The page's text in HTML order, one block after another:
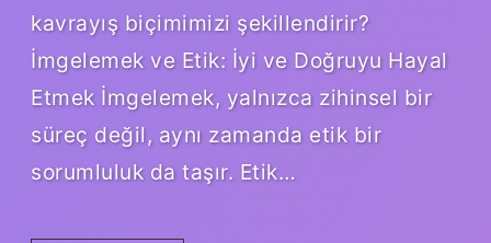
kavrayış biçimimizi şekillendirir?
İmgelemek ve Etik: İyi ve Doğruyu Hayal
Etmek İmgelemek, yalnızca zihinsel bir
süreç değil, aynı zamanda etik bir
sorumluluk da taşır. Etik…